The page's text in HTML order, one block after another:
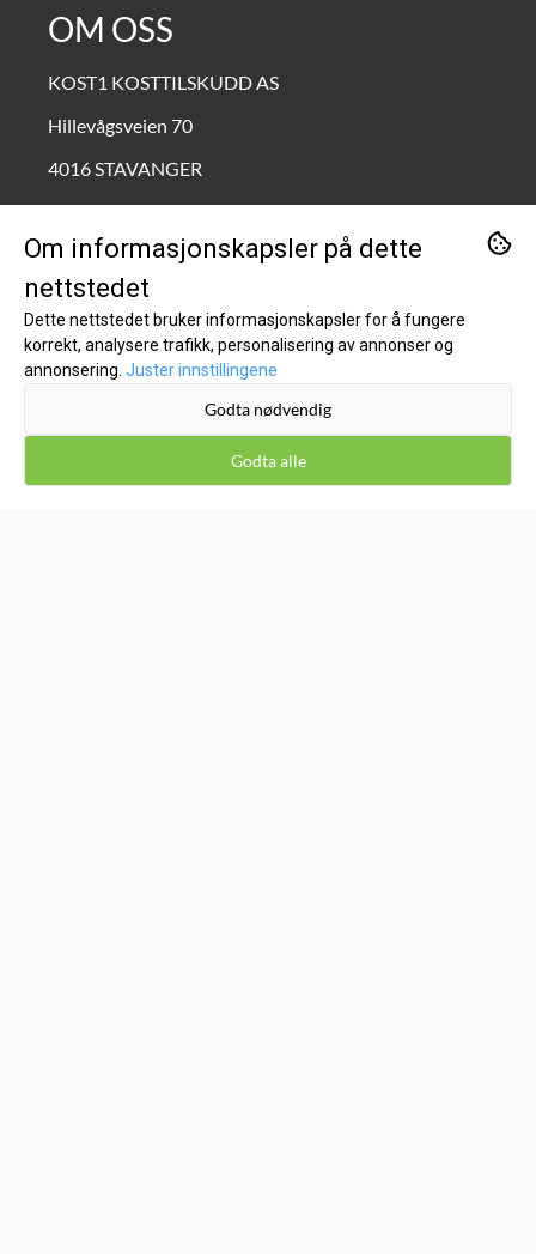
OM OSS
KOST1 KOSTTILSKUDD AS
Hillevågsveien 70
4016 STAVANGER
Org. nr. 995690772
Tlf: 90211111
kundeservice@kost1.no
KUNDESERVICE
Om informasjonskapsler på dette
nettstedet
Dette nettstedet bruker informasjonskapsler for å fungere
korrekt, analysere trafikk, personalisering av annonser og
annonsering. Juster innstillingene
Godta nødvendig
Godta alle